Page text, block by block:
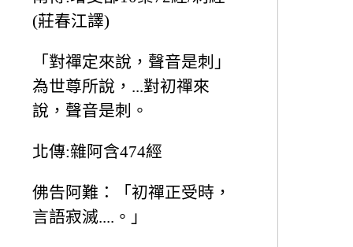
(莊春江譯)
「對禪定來說，聲音是刺」
為世尊所說，...對初禪來
說，聲音是刺。
北傳:雜阿含474經
佛告阿難：「初禪正受時，
言語寂滅....。」